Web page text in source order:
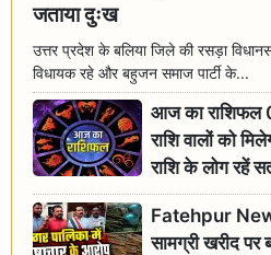
जताया दुःख
उत्तर प्रदेश के बलिया जिले की रसड़ा
विधायक रहे और बहुजन समाज पार्टी के...
आज का राशिफल
राशि वालों को
राशि के लोग रहें
Fatehpur
सामग्री खरीद